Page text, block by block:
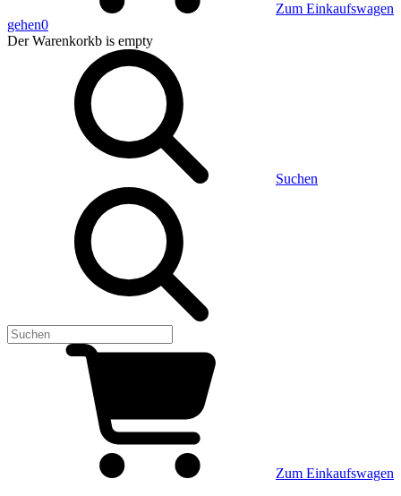
Zum Einkaufswagen
gehen0
Der Warenkorkb is empty
Suchen
Zum Einkaufswagen